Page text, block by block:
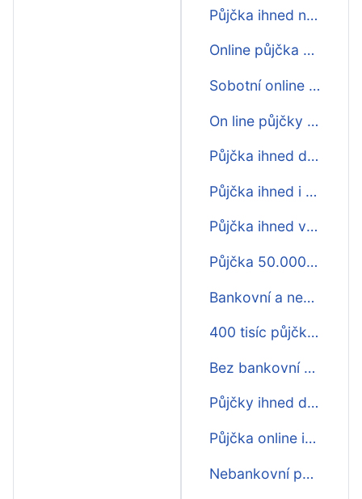
Půjčka ihned na účtu
Online půjčka na účet ihned
Sobotní online mikro půjčka ihned
On line půjčky zdarma ihned
Půjčka ihned do 20000
Půjčka ihned i o víkendu
Půjčka ihned večer
Půjčka 50.000 Kč ihned
Bankovní a nebankovní půjčky ihned
400 tisíc půjčka ihned
Bez bankovní půjčky ihned
Půjčky ihned do 60000
Půjčka online ihned 100000
Nebankovní půjčka ihned online